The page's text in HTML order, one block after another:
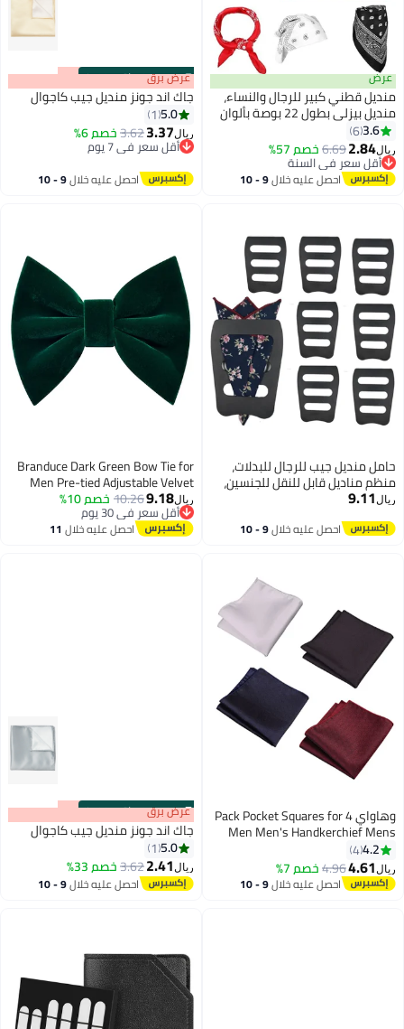
عرض
منديل قطني كبير للرجال والنساء،
منديل بيزلي بطول 22 بوصة بألوان
متعددة
3.6
6
ريال2.84
6.69خصم 57%
أقل سعر في السنة
تم بيع +10 مؤخرًا
أقل سعر في السنة
احصل عليه خلال 9 - 10
00m:00s
·باقي 100% عرض برق
جاك اند جونز منديل جيب كاجوال
5.0
1
ريال3.37
3.62خصم 6%
أقل سعر في 7 يوم
أقل سعر في 7 يوم
احصل عليه خلال 9 - 10
حامل منديل جيب للرجال للبدلات،
منظم مناديل قابل للنقل للجنسين،
يحافظ على ترتيب مناديل الجيب في
وحفلات الزفاف والعمل
ريال9.11
احصل عليه خلال 9 - 10
Branduce Dark Green Bow Tie for
Men Pre-tied Adjustable Velvet
Emerald Green Bowties for
Wedding Party (BB13-21)
ريال9.18
10.26خصم 10%
أقل سعر في 30 يوم
أقل سعر في 30 يوماحصل عليه خلال 11
وهاواي 4 Pack Pocket Squares for
Men Men's Handkerchief Mens
Pocket Squares Set Hankies for
Wedding Party Assorted Colors 23
x 23 cm
4.2
4
ريال 4.61
4.96خصم 7%
احصل عليه خلال 9 - 10
00m:00s
·باقي 100% عرض برق
جاك اند جونز منديل جيب كاجوال
5.0
1
ريال 2.41
3.62خصم 33%
احصل عليه خلال 9 - 10